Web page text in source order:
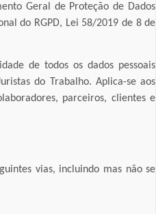
Geral de Proteção de Dados
do RGPD, Lei 58/2019 de 8 de
de todos os dados pessoais
do Trabalho. Aplica-se aos
parceiros, clientes e
vias, incluindo mas não se